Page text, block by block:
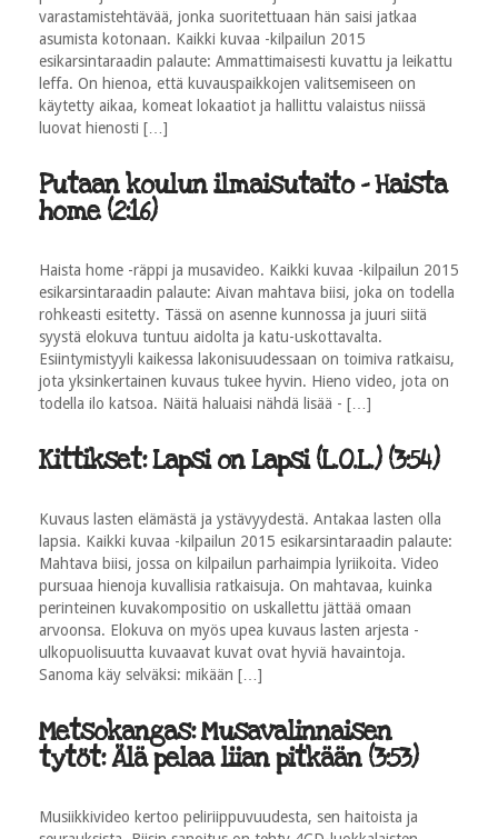
varastamistehtävää, jonka suoritettuaan hän saisi jatkaa
asumista kotonaan. Kaikki kuvaa -kilpailun 2015
esikarsintaraadin palaute: Ammattimaisesti kuvattu ja leikattu
leffa. On hienoa, että kuvauspaikkojen valitsemiseen on
käytetty aikaa, komeat lokaatiot ja hallittu valaistus niissä
luovat hienosti […]
Putaan koulun ilmaisutaito - Haista
home (2:16)
Haista home -räppi ja musavideo. Kaikki kuvaa -kilpailun 2015
esikarsintaraadin palaute: Aivan mahtava biisi, joka on todella
rohkeasti esitetty. Tässä on asenne kunnossa ja juuri siitä
syystä elokuva tuntuu aidolta ja katu-­uskottavalta.
Esiintymistyyli kaikessa lakonisuudessaan on toimiva ratkaisu,
jota yksinkertainen kuvaus tukee hyvin. Hieno video, jota on
todella ilo katsoa. Näitä haluaisi nähdä lisää - […]
Kittikset: Lapsi on Lapsi (L.O.L.) (3:54)
Kuvaus lasten elämästä ja ystävyydestä. Antakaa lasten olla
lapsia. Kaikki kuvaa -kilpailun 2015 esikarsintaraadin palaute:
Mahtava biisi, jossa on kilpailun parhaimpia lyriikoita. Video
pursuaa hienoja kuvallisia ratkaisuja. On mahtavaa, kuinka
perinteinen kuvakompositio on uskallettu jättää omaan
arvoonsa. Elokuva on myös upea kuvaus lasten arjesta -
ulkopuolisuutta kuvaavat kuvat ovat hyviä havaintoja.
Sanoma käy selväksi: mikään […]
Metsokangas: Musavalinnaisen
tytöt: Älä pelaa liian pitkään (3:53)
Musiikkivideo kertoo peliriippuvuudesta, sen haitoista ja